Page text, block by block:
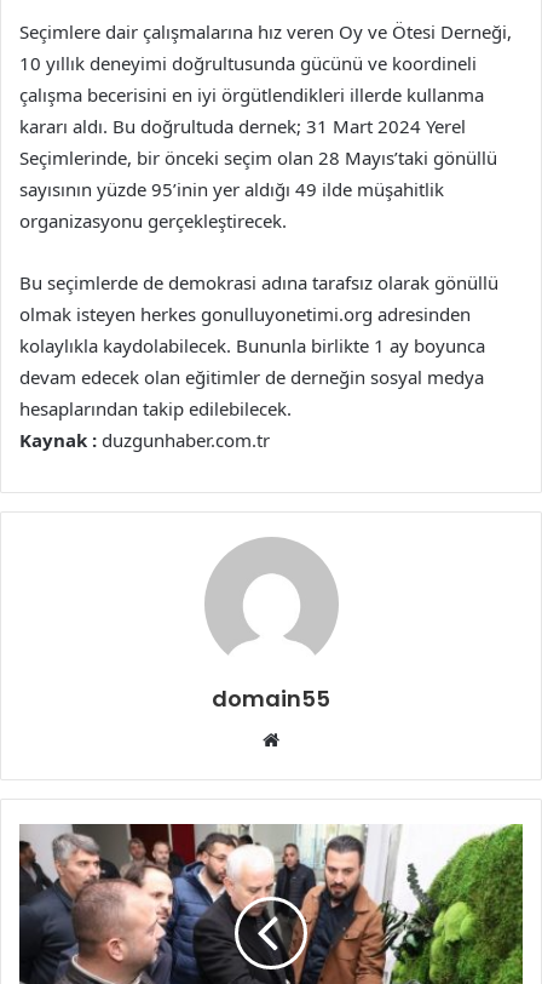
Seçimlere dair çalışmalarına hız veren Oy ve Ötesi Derneği,
10 yıllık deneyimi doğrultusunda gücünü ve koordineli
çalışma becerisini en iyi örgütlendikleri illerde kullanma
kararı aldı. Bu doğrultuda dernek; 31 Mart 2024 Yerel
Seçimlerinde, bir önceki seçim olan 28 Mayıs’taki gönüllü
sayısının yüzde 95’inin yer aldığı 49 ilde müşahitlik
organizasyonu gerçekleştirecek.
Bu seçimlerde de demokrasi adına tarafsız olarak gönüllü
olmak isteyen herkes gonulluyonetimi.org adresinden
kolaylıkla kaydolabilecek. Bununla birlikte 1 ay boyunca
devam edecek olan eğitimler de derneğin sosyal medya
hesaplarından takip edilebilecek.
Kaynak : duzgunhaber.com.tr
domain55
Web